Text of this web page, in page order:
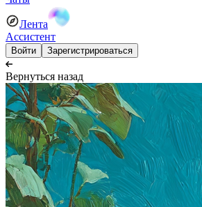
Лента
Ассистент
Войти Зарегистрироваться
Вернуться назад